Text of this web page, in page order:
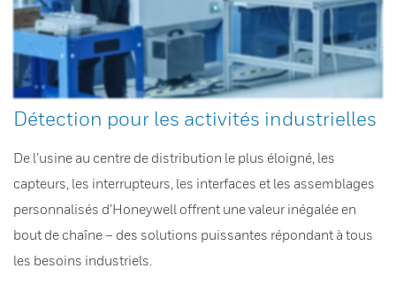
Détection pour les activités industrielles
De l’usine au centre de distribution le plus éloigné, les
capteurs, les interrupteurs, les interfaces et les assemblages
personnalisés d’Honeywell offrent une valeur inégalée en
bout de chaîne – des solutions puissantes répondant à tous
les besoins industriels.